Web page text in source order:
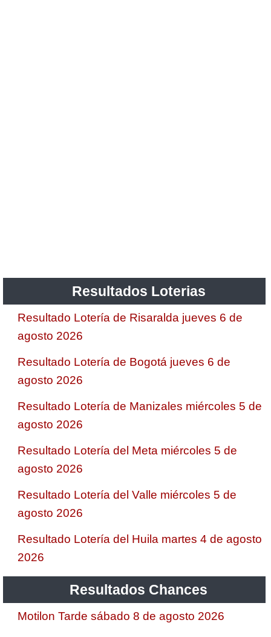
Resultados Loterias
Resultado Lotería de Risaralda jueves 6 de
agosto 2026
Resultado Lotería de Bogotá jueves 6 de
agosto 2026
Resultado Lotería de Manizales miércoles 5 de
agosto 2026
Resultado Lotería del Meta miércoles 5 de
agosto 2026
Resultado Lotería del Valle miércoles 5 de
agosto 2026
Resultado Lotería del Huila martes 4 de agosto
2026
Resultados Chances
Motilon Tarde sábado 8 de agosto 2026